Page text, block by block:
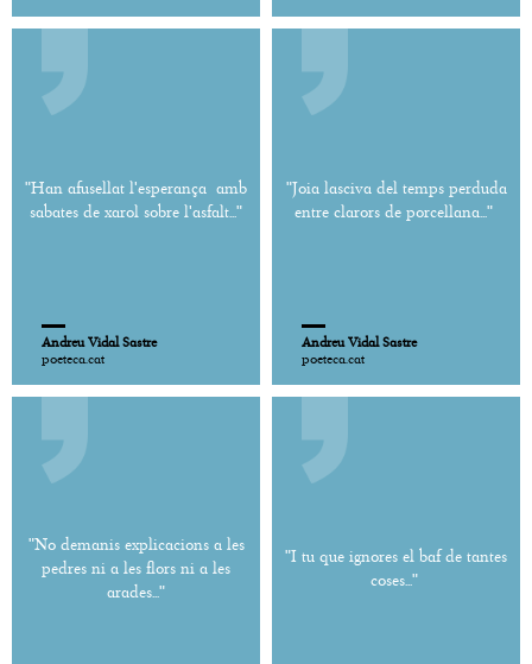
"Han afusellat l'esperança amb
sabates de xarol sobre l'asfalt..."
Andreu Vidal Sastre
poeteca.cat
"Joia lasciva del temps perduda
entre clarors de porcellana..."
Andreu Vidal Sastre
poeteca.cat
"No demanis explicacions a les
pedres ni a les flors ni a les
arades..."
"I tu que ignores el baf de tantes
coses..."